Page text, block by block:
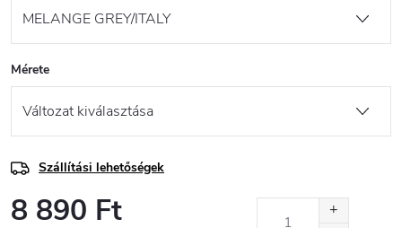
Mérete
Szállítási lehetőségek
8 890 Ft